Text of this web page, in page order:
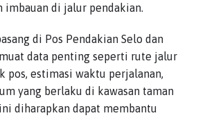
imbauan di jalur pendakian.
di Pos Pendakian Selo dan
data penting seperti rute jalur
estimasi waktu perjalanan,
yang berlaku di kawasan taman
diharapkan dapat membantu